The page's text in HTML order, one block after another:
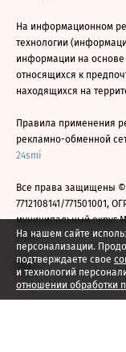
На нашем сайте
персонализации.
подтверждаете свое
и технологий
отношении обработки
На информационном
технологии
информации на основе
относящихся к
находящихся на
Правила применения
рекламно-обменной
24smi
Все права защищены
7712108141/771501001,
муниципальный округ
2026